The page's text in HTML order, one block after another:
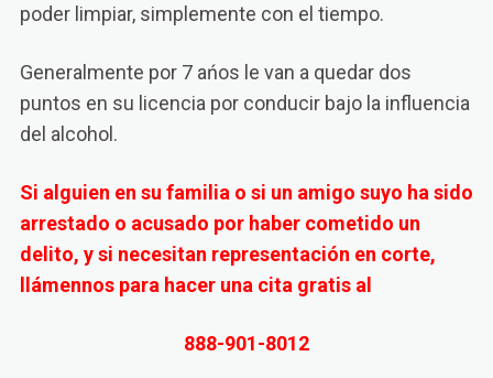
poder limpiar, simplemente con el tiempo.
Generalmente por 7 ańos le van a quedar dos
puntos en su licencia por conducir bajo la influencia
del alcohol.
Si alguien en su familia o si un amigo suyo ha sido
arrestado o acusado por haber cometido un
delito, y si necesitan representación en corte,
llámennos para hacer una cita gratis al
888-901-8012